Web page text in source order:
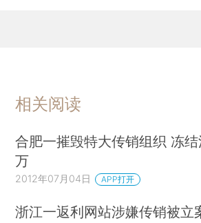
相关阅读
合肥一摧毁特大传销组织 冻
万
2012年07月04日 APP打开
浙江一返利网站涉嫌传销被立